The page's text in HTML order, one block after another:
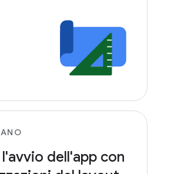
dell'app con